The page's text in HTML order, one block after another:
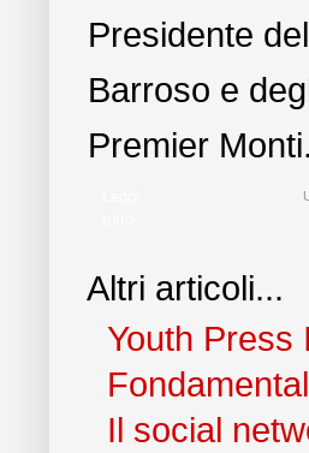
Presidente
Barroso e
Premier Monti.
Altri articoli...
Youth Press
Il social